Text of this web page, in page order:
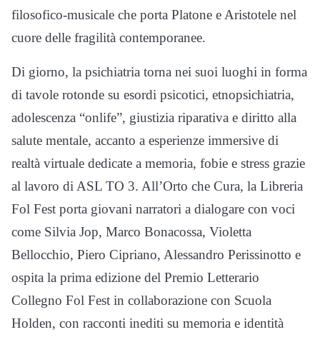
filosofico-musicale che porta Platone e Aristotele nel
cuore delle fragilità contemporanee.
Di giorno, la psichiatria torna nei suoi luoghi in forma
di tavole rotonde su esordi psicotici, etnopsichiatria,
adolescenza “onlife”, giustizia riparativa e diritto alla
salute mentale, accanto a esperienze immersive di
realtà virtuale dedicate a memoria, fobie e stress grazie
al lavoro di ASL TO 3. All’Orto che Cura, la Libreria
Fol Fest porta giovani narratori a dialogare con voci
come Silvia Jop, Marco Bonacossa, Violetta
Bellocchio, Piero Cipriano, Alessandro Perissinotto e
ospita la prima edizione del Premio Letterario
Collegno Fol Fest in collaborazione con Scuola
Holden, con racconti inediti su memoria e identità